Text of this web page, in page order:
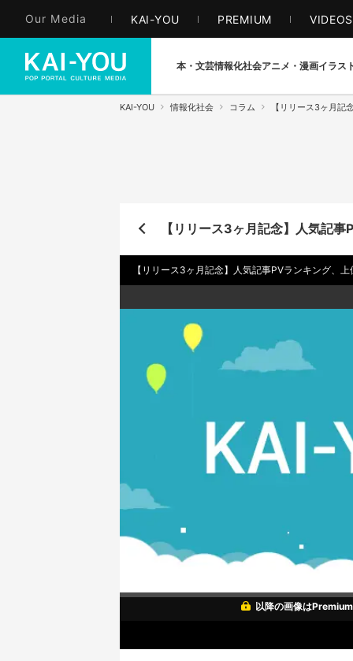
Our Media KAI-YOU PREMIUM VIDEOS
本・文芸情報化社会アニメ・漫画イラス
KAI-YOU 情報化社会 コラム 【リリース3ヶ月記
【リリース3ヶ月記念】人気記
【リリース3ヶ月記念】人気記事PVランキング、
以降の画像は